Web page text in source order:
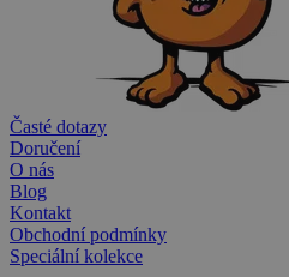
Časté dotazy
Doručení
O nás
Blog
Kontakt
Obchodní podmínky
Speciální kolekce